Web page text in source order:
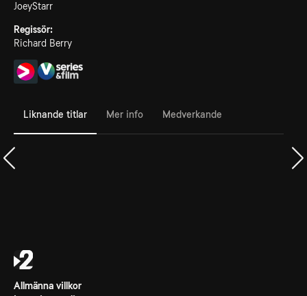
JoeyStarr
Regissör:
Richard Berry
Liknande titlar Mer info Medverkande
Allmänna villkor